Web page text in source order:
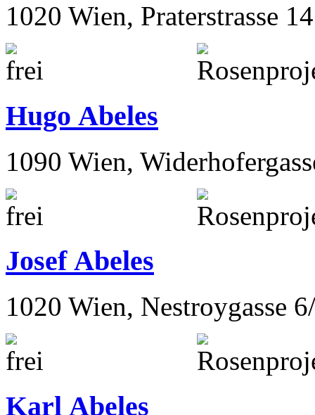
1020 Wien, Praterstrasse 14
Hugo Abeles
1090 Wien,
Josef Abeles
1020 Wien, Nestroygasse
Karl Abeles